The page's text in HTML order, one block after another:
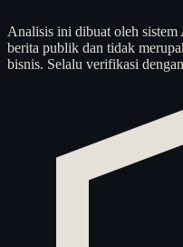
Analisis ini dibuat oleh sistem
berita publik dan tidak
bisnis. Selalu verifikasi